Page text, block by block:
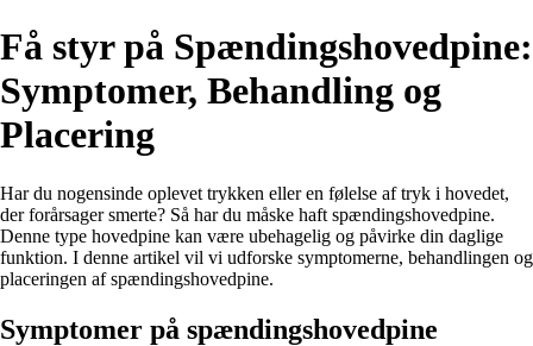
Få styr på Spændingshovedpine:
Symptomer, Behandling og
Placering
Har du nogensinde oplevet trykken eller en følelse af tryk i hovedet,
der forårsager smerte? Så har du måske haft spændingshovedpine.
Denne type hovedpine kan være ubehagelig og påvirke din daglige
funktion. I denne artikel vil vi udforske symptomerne, behandlingen og
placeringen af spændingshovedpine.
Symptomer på spændingshovedpine